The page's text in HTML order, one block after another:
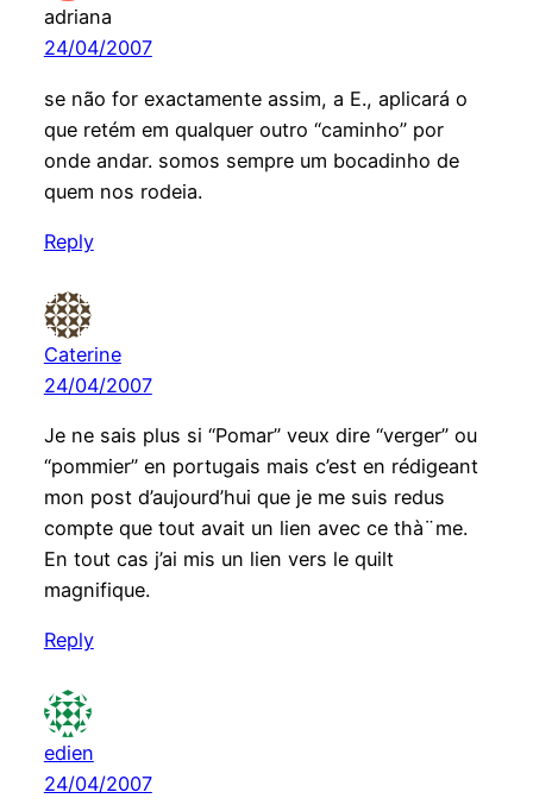
adriana
24/04/2007
se não for exactamente assim, a E., aplicará o
que retém em qualquer outro “caminho” por
onde andar. somos sempre um bocadinho de
quem nos rodeia.
Reply
Caterine
24/04/2007
Je ne sais plus si “Pomar” veux dire “verger” ou
“pommier” en portugais mais c’est en rédigeant
mon post d’aujourd’hui que je me suis redus
compte que tout avait un lien avec ce thà¨me.
En tout cas j’ai mis un lien vers le quilt
magnifique.
Reply
edien
24/04/2007